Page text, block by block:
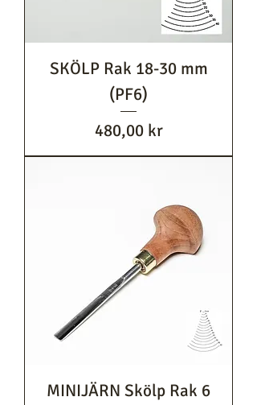
SKÖLP Rak 18-30 mm
(PF6)
Pris
480,00 kr
MINIJÄRN Skölp Rak 6